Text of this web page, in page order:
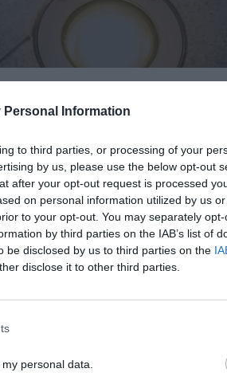
Personal Information
to third parties, or processing of your
by us, please use the below opt-out
after your opt-out request is processed
on personal information utilized by us
to your opt-out. You may separately
by third parties on the IAB’s list of
be disclosed by us to third parties on the
disclose it to other third parties.
personal data.
Ενδιαφέροντος